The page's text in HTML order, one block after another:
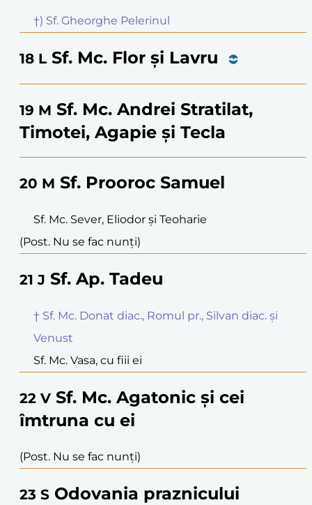
†) Sf. Gheorghe Pelerinul
18 L Sf. Mc. Flor și Lavru
19 M Sf. Mc. Andrei Stratilat,
Timotei, Agapie și Tecla
20 M Sf. Prooroc Samuel
Sf. Mc. Sever, Eliodor și Teoharie
(Post. Nu se fac nunți)
21 J Sf. Ap. Tadeu
† Sf. Mc. Donat diac., Romul pr., Silvan diac. și
Venust
Sf. Mc. Vasa, cu fiii ei
22 V Sf. Mc. Agatonic și cei
îmtruna cu ei
(Post. Nu se fac nunți)
23 S Odovania praznicului